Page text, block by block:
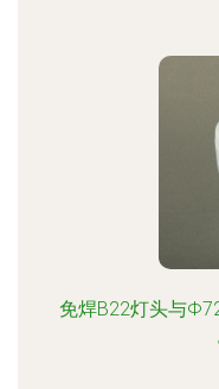
免焊B22灯头与